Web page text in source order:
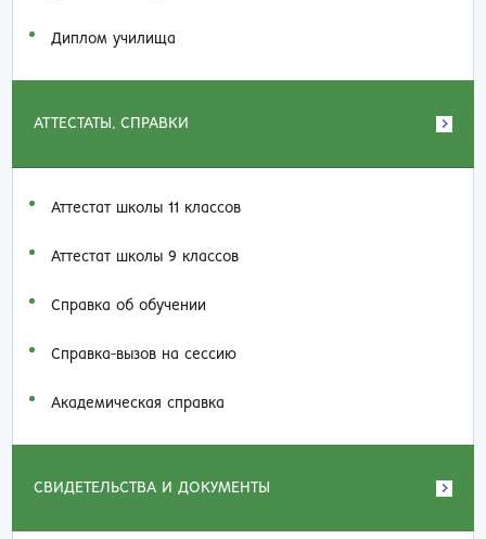
Диплом училища
АТТЕСТАТЫ, СПРАВКИ
Аттестат школы 11 классов
Аттестат школы 9 классов
Справка об обучении
Справка-вызов на сессию
Академическая справка
СВИДЕТЕЛЬСТВА И ДОКУМЕНТЫ